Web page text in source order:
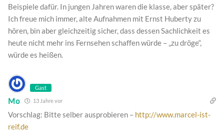
Beispiele dafür. In jungen Jahren waren die klasse, aber später?
Ich freue mich immer, alte Aufnahmen mit Ernst Huberty zu
hören, bin aber gleichzeitig sicher, dass dessen Sachlichkeit es
heute nicht mehr ins Fernsehen schaffen würde – „zu dröge“,
würde es heißen.
Gast
Mo 13 Jahre vor
Vorschlag: Bitte selber ausprobieren – http://www.marcel-ist-
reif.de